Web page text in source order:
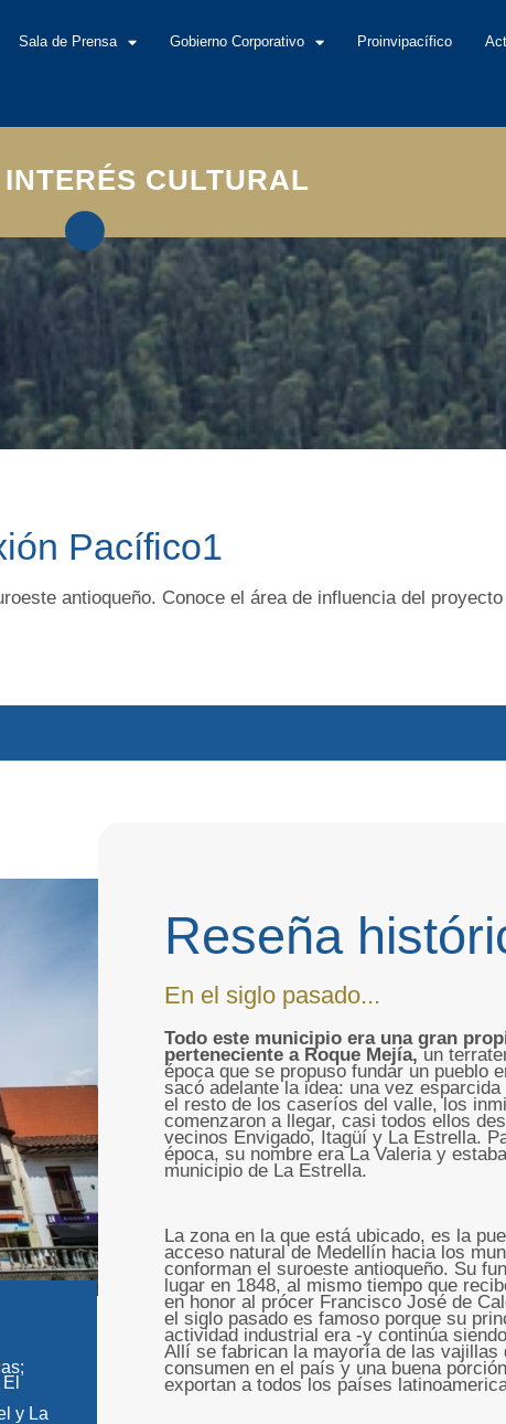
Sala de Prensa Gobierno Corporativo Proinvipacífico
CULTURAL
Pacífico1
antioqueño. Conoce el área de influencia del
y La
Reseña
En el siglo pasado...
Todo este municipio era una gran
perteneciente a Roque Mejía,un
época que se propuso fundar un pueblo
sacó adelante la idea: una vez
el resto de los caseríos del valle, los
comenzaron a llegar, casi todos ellos
vecinos Envigado, Itagüí y La Estrella.
época, su nombre era La Valeria y
municipio de La Estrella.
La zona en la que está ubicado, es la
acceso natural de Medellín hacia los
conforman el suroeste antioqueño. Su
lugar en 1848, al mismo tiempo que
en honor al prócer Francisco José de
el siglo pasado es famoso porque su
actividad industrial era -y continúa
Allí se fabrican la mayoría de las vajillas
consumen en el país y una buena
exportan a todos los países